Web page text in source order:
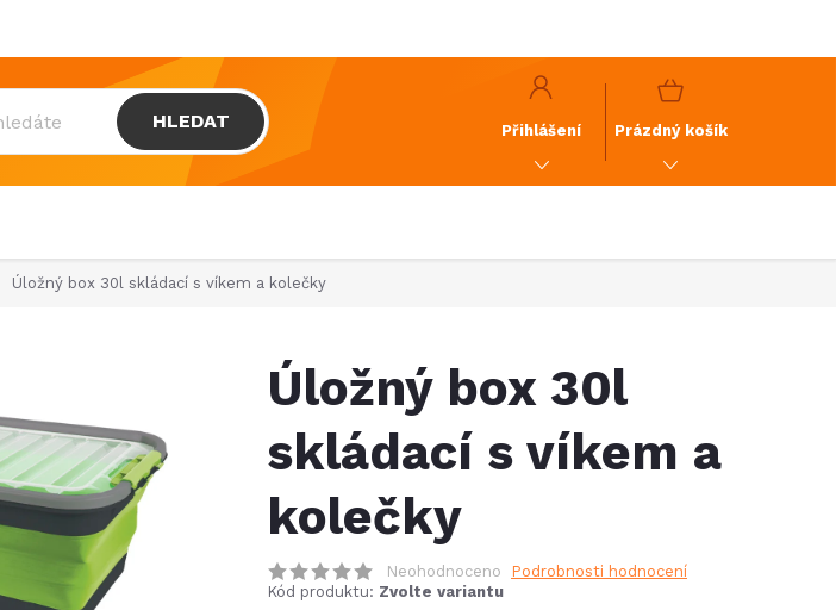
HLEDAT Přihlášení
NÁKUPNÍ
Prázdný košík
Úložný box 30l skládací s víkem a kolečky
Úložný box 30l
skládací s víkem a
kolečky
Neohodnoceno
Podrobnosti hodnocení
Kód produktu: Zvolte variantu